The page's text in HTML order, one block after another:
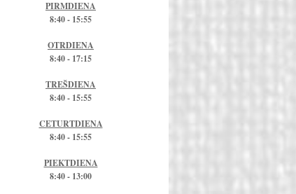
PIRMDIENA
8:40 - 15:55
OTRDIENA
8:40 - 17:15
TREŠDIENA
8:40 - 15:55
CETURTDIENA
8:40 - 15:55
PIEKTDIENA
8:40 - 13:00